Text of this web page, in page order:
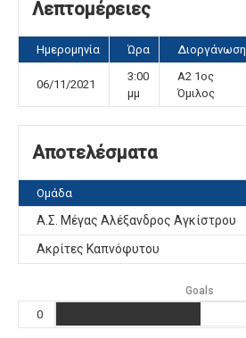
Λεπτομέρειες
Ημερομηνία Ώρα Διοργάνωση
06/11/2021
3:00
μμ
Α2 1ος
Όμιλος
Αποτελέσματα
Ομάδα
Α.Σ. Μέγας Αλέξανδρος Αγκίστρου
Ακρίτες Καπνόφυτου
Goals
0